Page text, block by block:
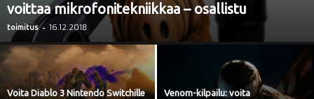
voittaa mikrofonitekniikkaa – osallistu
toimitus - 16.12.2018
Voita Diablo 3 Nintendo Switchille
Venom-kilpailu: voita